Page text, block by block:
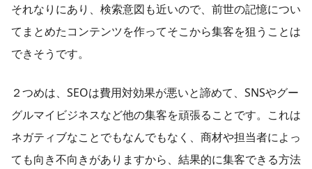
それなりにあり、検索意図も近いので、前世の記憶につい
てまとめたコンテンツを作ってそこから集客を狙うことは
できそうです。
２つめは、SEOは費用対効果が悪いと諦めて、SNSやグー
グルマイビジネスなど他の集客を頑張ることです。これは
ネガティブなことでもなんでもなく、商材や担当者によっ
ても向き不向きがありますから、結果的に集客できる方法